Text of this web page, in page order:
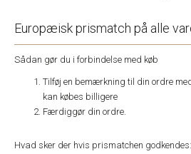
Europæisk prismatch på alle
Sådan gør du i forbindelse med køb
Tilføj en bemærkning til din ordre
kan købes billigere
Færdiggør din ordre.
Hvad sker der hvis prismatchen godkendes: